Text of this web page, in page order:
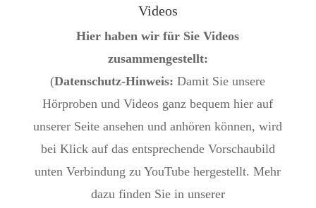
Videos
Hier haben wir für Sie Videos
zusammengestellt:
(Datenschutz-Hinweis: Damit Sie unsere
Hörproben und Videos ganz bequem hier auf
unserer Seite ansehen und anhören können, wird
bei Klick auf das entsprechende Vorschaubild
unten Verbindung zu YouTube hergestellt. Mehr
dazu finden Sie in unserer